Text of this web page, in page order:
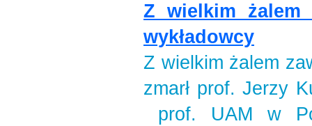
Z wielkim żalem
wykładowcy
Z wielkim żalem
zmarł prof. Jerzy
prof. UAM w